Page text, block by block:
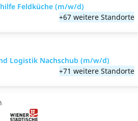
Feldküche (m/w/d)
+67 weitere Standorte
Logistik Nachschub (m/w/d)
+71 weitere Standorte